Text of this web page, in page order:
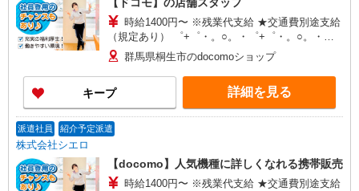
時給1400円〜 ※残業代支給 ★交通費別途支給
（規定あり） ゜+゜・。○。・゜+゜・。○。・゜
+゜ 入社祝い金10万円支給(規定有) お友達を紹介
頂くと, インセンティブ支給(規定有) ★月2回払
い・週払い可能（規程有）★ ゜・。○。・゜
+゜・。○。・゜+゜
群馬県桐生市のdocomoショップ
キープ 詳細を見る
派遣社員 紹介予定派遣
株式会社シエロ
【docomo】人気機種に詳しくなれる携帯販売
時給1400円〜 ※残業代支給 ★交通費別途支給